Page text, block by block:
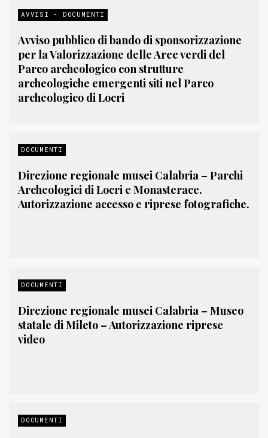
AVVISI - DOCUMENTI
Avviso pubblico di bando di sponsorizzazione
per la Valorizzazione delle Aree verdi del
Parco archeologico con strutture
archeologiche emergenti siti nel Parco
archeologico di Locri
DOCUMENTI
Direzione regionale musei Calabria – Parchi
Archeologici di Locri e Monasterace.
Autorizzazione accesso e riprese fotografiche.
DOCUMENTI
Direzione regionale musei Calabria – Museo
statale di Mileto – Autorizzazione riprese
video
DOCUMENTI